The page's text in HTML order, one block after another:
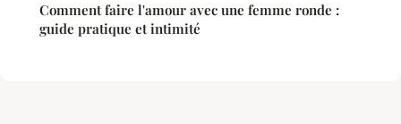
Comment faire l'amour avec une femme ronde :
guide pratique et intimité